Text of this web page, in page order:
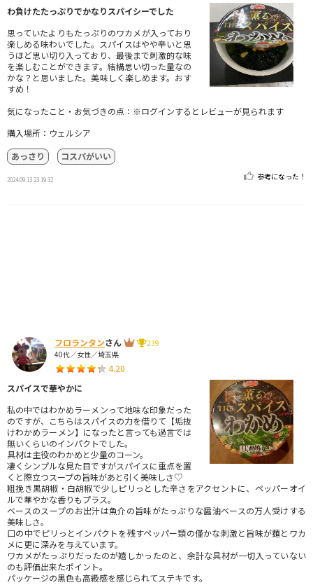
わ負けたたっぷりでかなりスパイシーでした
思っていたよりもたっぷりのワカメが入っており
楽しめる味わいでした。スパイスはやや辛いと思
うほど思い切り入っており、最後まで刺激的な味
を楽しむことができます。結構思い切った量なの
かな？と思いました。美味しく楽しめます。おす
すめ！
気になったこと・お気づきの点：※ログインするとレビューが見られます
購入場所：ウェルシア
あっさり
コスパがいい
2024.09.13 23:19:32 参考になった！
フロランタンさん
239
40代／女性／埼玉県
4.20
スパイスで華やかに
私の中ではわかめラーメンって地味な印象だった
のですが、こちらはスパイスの力を借りて【垢抜
けわかめラーメン】になったと言っても過言では
無いくらいのインパクトでした。
具材は主役のわかめと少量のコーン。
凄くシンプルな見た目ですがスパイスに重点を置
くと際立つスープの旨味があと引く美味しさ♡
粗挽き黒胡椒・白胡椒で少しピリっとした辛さをアクセントに、ペッパーオイ
ルで華やかな香りもプラス。
ベースのスープのお出汁は魚介の旨味がたっぷりな醤油ベースの万人受けする
美味しさ。
口の中でピリっとインパクトを残すペッパー類の僅かな刺激と旨味が麺とワカ
メに更に深みを与えています。
ワカメがたっぷりだったのが嬉しかったのと、余計な具材が一切入っていない
のも評価出来たポイント。
パッケージの黒色も高級感を感じられてステキです。